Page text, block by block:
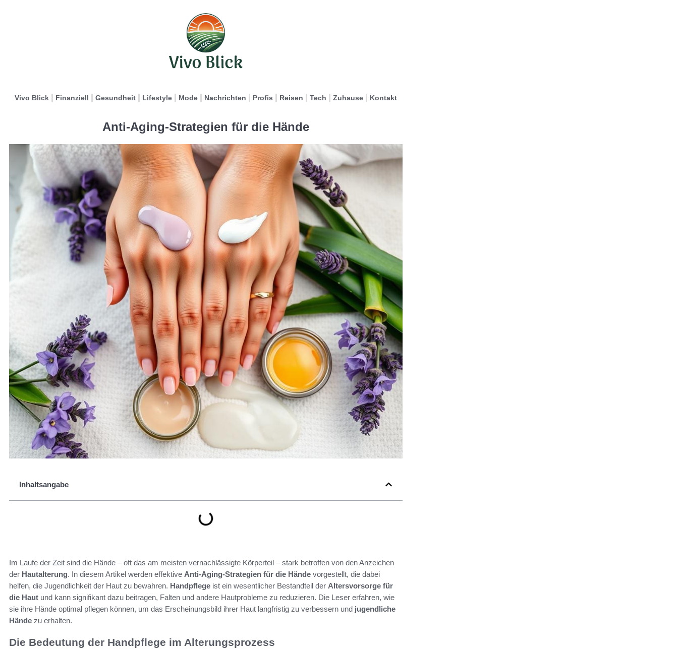
Vivo Blick Finanziell Gesundheit Lifestyle Mode Nachrichten Profis Reisen Tech Zuhause Kontakt
Anti-Aging-Strategien für die Hände
Inhaltsangabe
Im Laufe der Zeit sind die Hände – oft das am meisten vernachlässigte Körperteil – stark betroffen von den Anzeichen
der Hautalterung. In diesem Artikel werden effektive Anti-Aging-Strategien für die Hände vorgestellt, die dabei
helfen, die Jugendlichkeit der Haut zu bewahren. Handpflege ist ein wesentlicher Bestandteil der Altersvorsorge für
die Haut und kann signifikant dazu beitragen, Falten und andere Hautprobleme zu reduzieren. Die Leser erfahren, wie
sie ihre Hände optimal pflegen können, um das Erscheinungsbild ihrer Haut langfristig zu verbessern und jugendliche
Hände zu erhalten.
Die Bedeutung der Handpflege im Alterungsprozess